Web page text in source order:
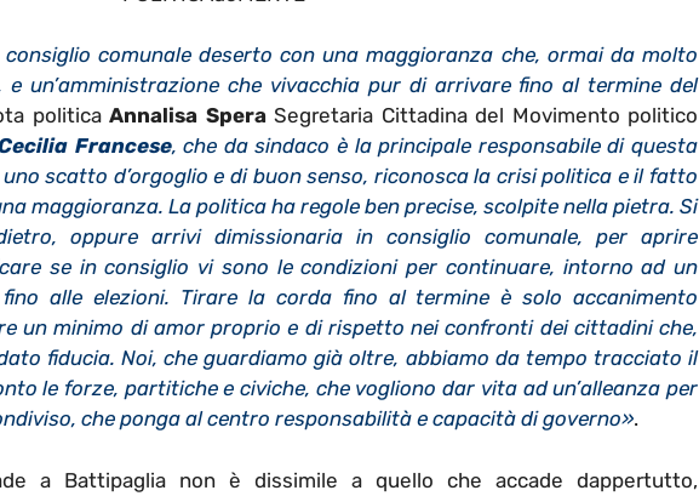
consiglio comunale deserto con una maggioranza che, ormai da molto
un’amministrazione che vivacchia pur di arrivare fino al termine del
politicaAnnalisa SperaSegretaria Cittadina del Movimento politico
Francese, che da sindaco è la principale responsabile di questa
scatto d’orgoglio e di buon senso, riconosca la crisi politica e il fatto
maggioranza. La politica ha regole ben precise, scolpite nella pietra. Si
oppure arrivi dimissionaria in consiglio comunale, per aprire
se in consiglio vi sono le condizioni per continuare, intorno ad un
alle elezioni. Tirare la corda fino al termine è solo accanimento
un minimo di amor proprio e di rispetto nei confronti dei cittadini che,
fiducia. Noi, che guardiamo già oltre, abbiamo da tempo tracciato il
le forze, partitiche e civiche, che vogliono dar vita ad un’alleanza per
che ponga al centro responsabilità e capacità di governo».
a Battipaglia non è dissimile a quello che accade dappertutto,